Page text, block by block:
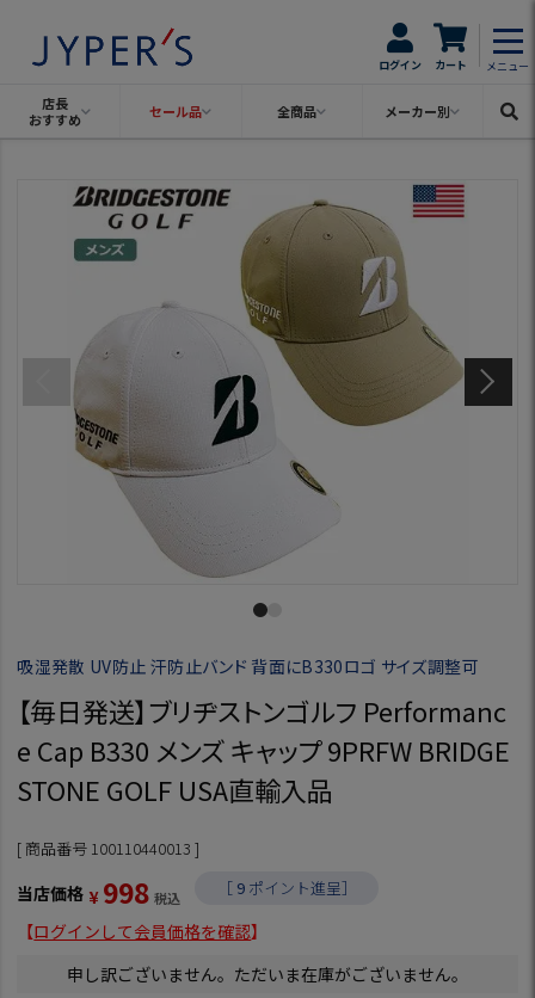
ログイン カート メニュー
店長
おすすめ
セール品 全商品 メーカー別
吸湿発散 UV防止 汗防止バンド 背面にB330ロゴ サイズ調整可
【毎日発送】ブリヂストンゴルフ Performanc
e Cap B330 メンズ キャップ 9PRFW BRIDGE
STONE GOLF USA直輸入品
商品番号 100110440013
当店価格 ¥ 998 税込 ［ 9 ポイント進呈］
【ログインして会員価格を確認】
申し訳ございません。ただいま在庫がございません。